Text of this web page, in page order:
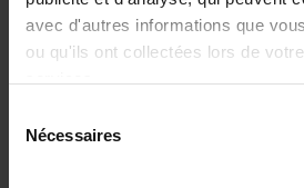
avec d'autres informations que
ou qu'ils ont collectées lors de
Pour en savoir plus, veuillez
Nécessaires
Taby - Sweden
E-mail :
Chauvin Arnoux Ltd